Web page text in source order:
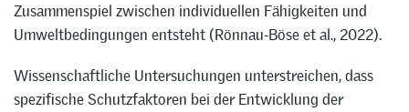
Zusammenspiel zwischen individuellen Fähigkeiten und
Umweltbedingungen entsteht (Rönnau-Böse et al., 2022).
Wissenschaftliche Untersuchungen unterstreichen, dass
spezifische Schutzfaktoren bei der Entwicklung der